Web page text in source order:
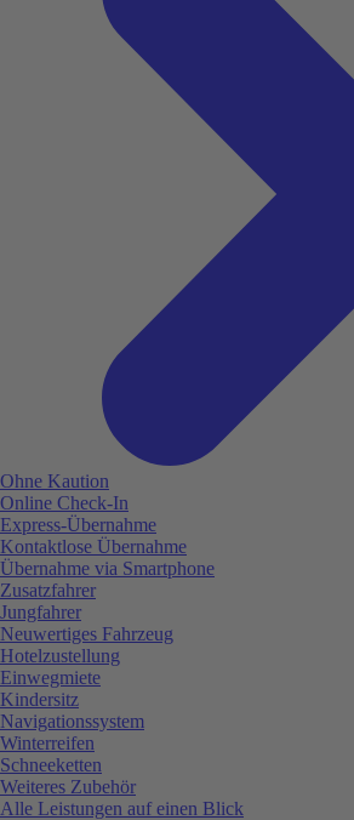
Ohne Kaution
Online Check-In
Express-Übernahme
Kontaktlose Übernahme
Übernahme via Smartphone
Zusatzfahrer
Jungfahrer
Neuwertiges Fahrzeug
Hotelzustellung
Einwegmiete
Kindersitz
Navigationssystem
Winterreifen
Schneeketten
Weiteres Zubehör
Alle Leistungen auf einen Blick